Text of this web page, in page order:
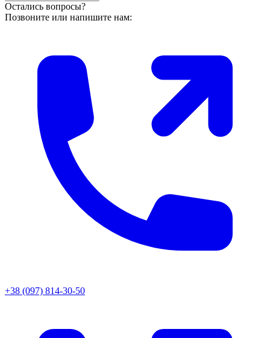
Остались вопросы?
Позвоните или напишите нам:
+38 (097) 814-30-50